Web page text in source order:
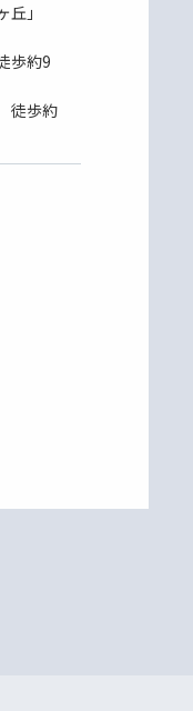
」
歩約9
徒歩約